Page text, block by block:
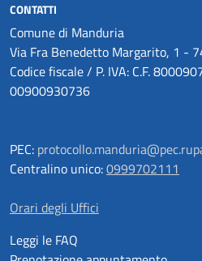
CONTATTI
Comune di Manduria
Via Fra Benedetto Margarito, 1 -
Codice fiscale / P. IVA: C.F.
00900930736
PEC:
Centralino unico:0999702111
Orari degli Uffici
Leggi le FAQ